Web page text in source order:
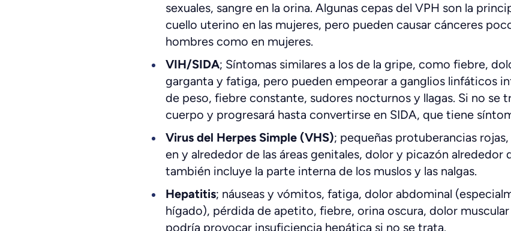
sexuales, sangre en la orina. Algunas cepas del VPH son la
cuello uterino en las mujeres, pero pueden causar cánceres
hombres como en mujeres.
VIH/SIDA; Síntomas similares a los de la gripe, como fiebre,
garganta y fatiga, pero pueden empeorar a ganglios linfáticos
de peso, fiebre constante, sudores nocturnos y llagas. Si no se
cuerpo y progresará hasta convertirse en SIDA, que tiene
Virus del Herpes Simple (VHS); pequeñas protuberancias
en y alrededor de las áreas genitales, dolor y picazón alrededor
también incluye la parte interna de los muslos y las nalgas.
Hepatitis; náuseas y vómitos, fatiga, dolor abdominal
hígado), pérdida de apetito, fiebre, orina oscura, dolor
podría provocar insuficiencia hepática si no se trata.